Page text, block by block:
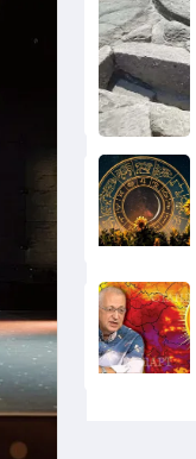
Снимка:
Bulgaria
ON
AIR